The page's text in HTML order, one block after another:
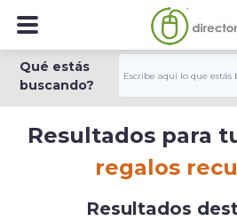
Qué estás
buscando?
Resultados para
regalos
Resultados